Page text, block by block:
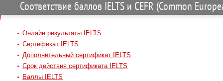
Соответствие баллов IELTS и CEFR (Common
Framework of Reference)
Онлайн результаты IELTS
Сертификат IELTS
Дополнительный сертификат IELTS
Срок действия сертификата IELTS
Баллы IELTS